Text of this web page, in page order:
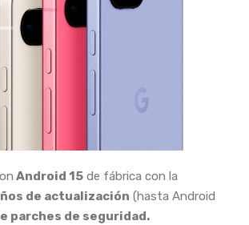
Android 15 de fábrica con la
de actualización (hasta Android
parches de seguridad.